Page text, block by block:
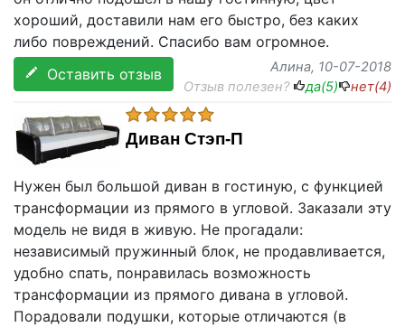
хороший, доставили нам его быстро, без каких
либо повреждений. Спасибо вам огромное.
Оставить отзыв
Алина, 10-07-2018
Отзыв полезен?
да(5) нет(4)
Диван Стэп-П
Нужен был большой диван в гостиную, с функцией
трансформации из прямого в угловой. Заказали эту
модель не видя в живую. Не прогадали:
независимый пружинный блок, не продавливается,
удобно спать, понравилась возможность
трансформации из прямого дивана в угловой.
Порадовали подушки, которые отличаются (в